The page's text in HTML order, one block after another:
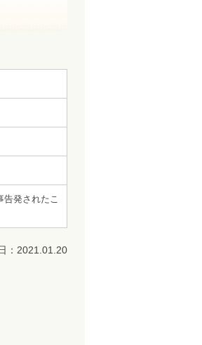
発されたこ
：2021.01.20